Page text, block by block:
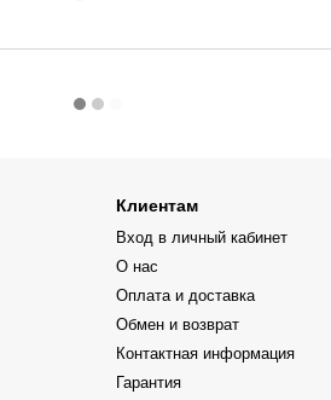
Клиентам
Вход в личный кабинет
О нас
Оплата и доставка
Обмен и возврат
Контактная информация
Гарантия